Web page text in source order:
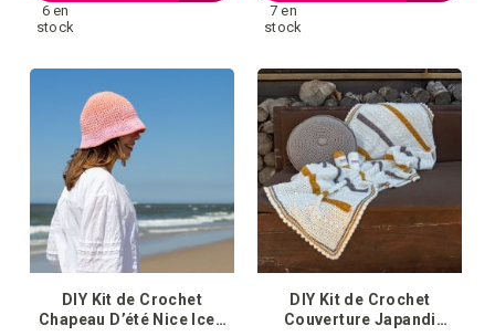
6 en
stock
d'achats
7 en
stock
la
DIY Kit de Crochet
Chapeau D’été Nice Iced
DIY Kit de Crochet
Couverture Japandi